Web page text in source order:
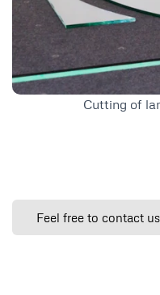
Cutting of
Feel free to contact